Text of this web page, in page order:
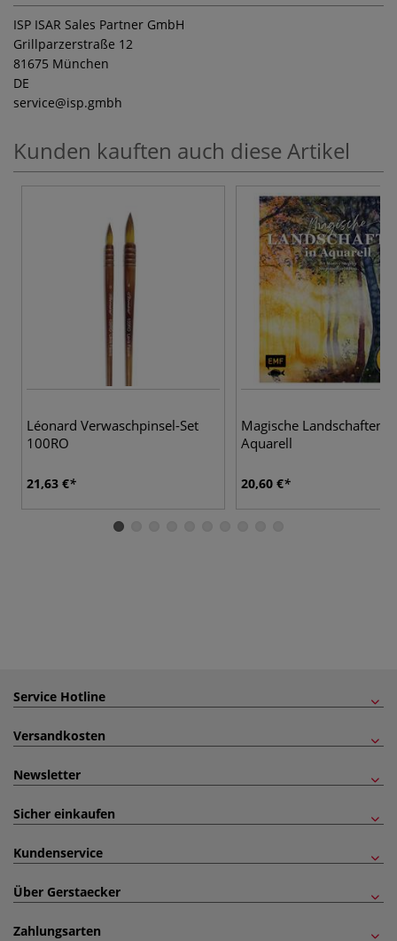
ISP ISAR Sales Partner GmbH
Grillparzerstraße 12
81675 München
DE
service@isp.gmbh
Kunden kauften auch diese Artikel
Léonard Verwaschpinsel-Set
100RO
21,63 €
Magische Landschaften
Aquarell
20,60 €
Service Hotline
Versandkosten
Newsletter
Sicher einkaufen
Kundenservice
Über Gerstaecker
Zahlungsarten